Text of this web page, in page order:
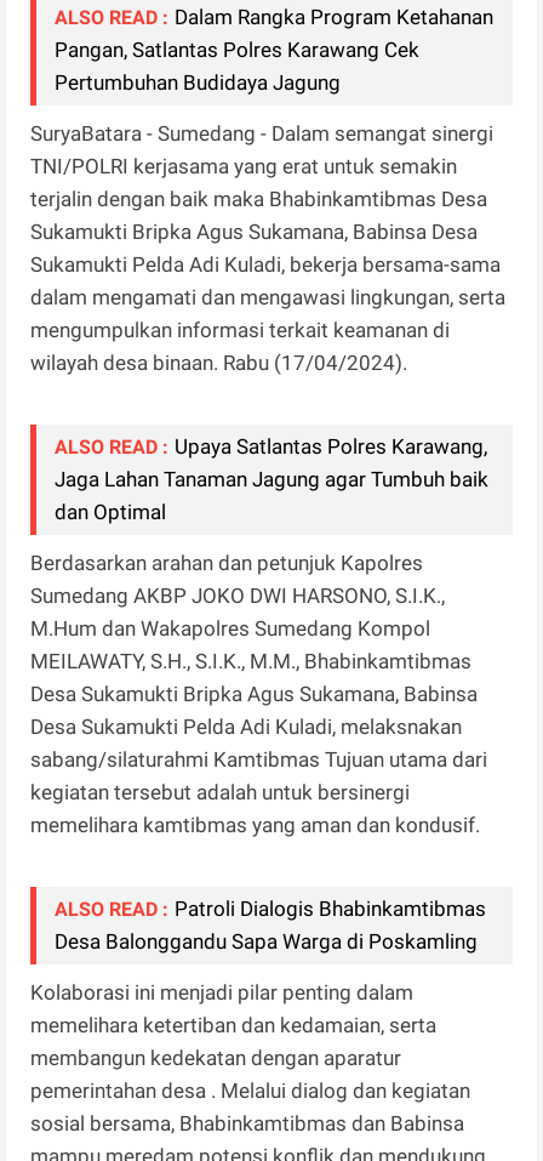
ALSO READ : Dalam Rangka Program Ketahanan
Pangan, Satlantas Polres Karawang Cek
Pertumbuhan Budidaya Jagung
SuryaBatara - Sumedang - Dalam semangat sinergi
TNI/POLRI kerjasama yang erat untuk semakin
terjalin dengan baik maka Bhabinkamtibmas Desa
Sukamukti Bripka Agus Sukamana, Babinsa Desa
Sukamukti Pelda Adi Kuladi, bekerja bersama-sama
dalam mengamati dan mengawasi lingkungan, serta
mengumpulkan informasi terkait keamanan di
wilayah desa binaan. Rabu (17/04/2024).
ALSO READ : Upaya Satlantas Polres Karawang,
Jaga Lahan Tanaman Jagung agar Tumbuh baik
dan Optimal
Berdasarkan arahan dan petunjuk Kapolres
Sumedang AKBP JOKO DWI HARSONO, S.I.K.,
M.Hum dan Wakapolres Sumedang Kompol
MEILAWATY, S.H., S.I.K., M.M., Bhabinkamtibmas
Desa Sukamukti Bripka Agus Sukamana, Babinsa
Desa Sukamukti Pelda Adi Kuladi, melaksnakan
sabang/silaturahmi Kamtibmas Tujuan utama dari
kegiatan tersebut adalah untuk bersinergi
memelihara kamtibmas yang aman dan kondusif.
ALSO READ : Patroli Dialogis Bhabinkamtibmas
Desa Balonggandu Sapa Warga di Poskamling
Kolaborasi ini menjadi pilar penting dalam
memelihara ketertiban dan kedamaian, serta
membangun kedekatan dengan aparatur
pemerintahan desa . Melalui dialog dan kegiatan
sosial bersama, Bhabinkamtibmas dan Babinsa
mampu meredam potensi konflik dan mendukung